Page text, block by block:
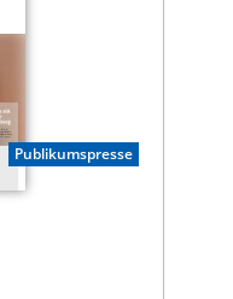
Publikumspresse